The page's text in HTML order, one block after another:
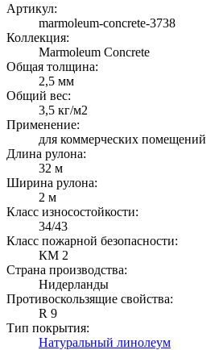
Артикул:
marmoleum-concrete-3738
Коллекция:
Marmoleum Concrete
Общая толщина:
2,5 мм
Общий вес:
3,5 кг/м2
Применение:
для коммерческих помещений
Длина рулона:
32 м
Ширина рулона:
2 м
Класс износостойкости:
34/43
Класс пожарной безопасности:
КМ 2
Страна производства:
Нидерланды
Противоскользящие свойства:
R 9
Тип покрытия:
Натуральный линолеум